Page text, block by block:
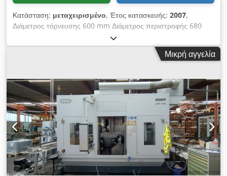
Κατάσταση: μεταχειρισμένο, Έτος κατασκευής: 2007,
Διάμετρος τόρνευσης 600 mm Διάμετρος περιστροφής 680
mm Ύψος τόρνευσης 600 mm Άξονας z 500 mm Άξονας x
560 mm Κυρίως ισχύς ατράκτου 65/80 kW Cjdpfx Absv Rrq
Do Tjrf Στροφές κυρίως ατράκτου: 2800 Αλλαξιέρα τεμαχίων με
Τροφοδοσία άξονα x 0,01-45.000 mm/min Τσοκ Rota NCR
630 mm Τάση 400 V Συχνότητα 50 Hz Έλεγχος Siemens 840
D pl Συνολική απαίτηση ισχύος 140 A Βάρος μηχανήματος
περ. 18 t Διαστάσεις περ. 6,5 x 3,8 x 4,20 m
Συμπεριλαμβανομένης παλέτας με εργαλεία. Σύστημα
μέτρησης τεμαχίου εργασίας
Μικρή αγγελία